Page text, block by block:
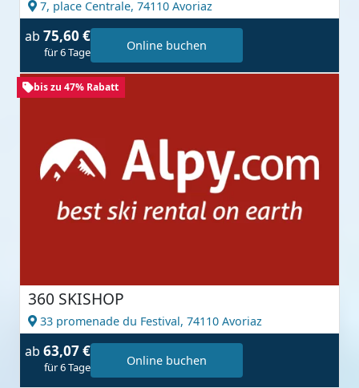
7, place Centrale, 74110 Avoriaz
ab 75,60 €
für 6 Tage Online buchen
bis zu 47% Rabatt
360 SKISHOP
33 promenade du Festival, 74110 Avoriaz
ab 63,07 €
für 6 Tage Online buchen